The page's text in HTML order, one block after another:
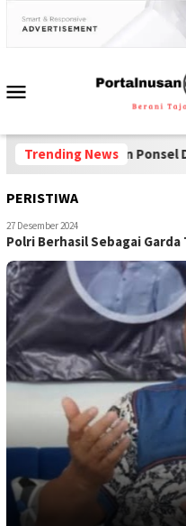
Trending News
dan Ponsel Desak
PERISTIWA
27 Desember 2024
Polri Berhasil Sebagai